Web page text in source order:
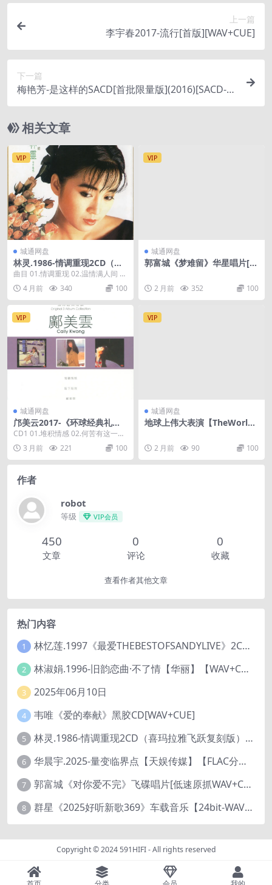
上一篇
李宇春2017-流行[首版][WAV+CUE]
下一篇
梅艳芳-是这样的SACD[首批限量版](2016)[SACD-IS
O]
相关文章
VIP
城通网盘
林灵.1986-情调重现2CD（喜
玛拉雅飞跃复刻版）【海丽】
曲目 01.情调重现 02.温情满人间 0
3.松林的低语 04.海韵 05.落花...
4 月前 340 100
VIP
城通网盘
郭富城《梦难留》华星唱片[低
2 月前 352 100
VIP
城通网盘
邝美云2017-《环球经典礼赞
2》3CD邝美云[环球][WAV+C
CD1 01.堆积情感 02.何苦有这一段
日子 03.伤心的我 04.星空的那一...
3 月前 221 100
VIP
城通网盘
地球上伟大表演【TheWorlds
2 月前 90 100
作者
robot
等级 VIP会员
450
文章
0
评论
0
收藏
查看作者其他文章
热门内容
1 林忆莲.1997《最爱THEBESTOFSANDYLIVE》2CD【滚石】
2 林淑娟.1996-旧韵恋曲·不了情【华丽】【WAV+CUE】
3 2025年06月10日
4 韦唯《爱的奉献》黑胶CD[WAV+CUE]
5 林灵.1986-情调重现2CD（喜玛拉雅飞跃复刻版）【海丽】
6 华晨宇.2025-量变临界点【天娱传媒】【FLAC分轨】
7 郭富城《对你爱不完》飞碟唱片[低速原抓WAV+CUE]
8 群星《2025好听新歌369》车载音乐【24bit-WAV分轨】
Copyright © 2024 591HIFI- All rights reserved